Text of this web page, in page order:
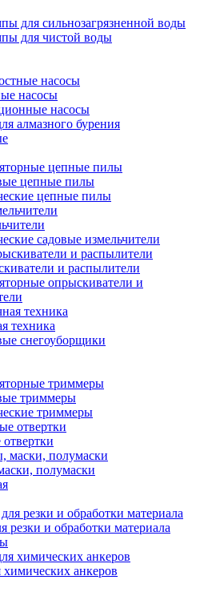
для сильнозагрязненной воды
для чистой воды
насосы
насосы
насосы
алмазного бурения
цепные пилы
цепные пилы
цепные пилы
садовые измельчители
и распылители
опрыскиватели и
техника
снегоуборщики
триммеры
триммеры
триммеры
полумаски
резки и обработки материала
анкеров